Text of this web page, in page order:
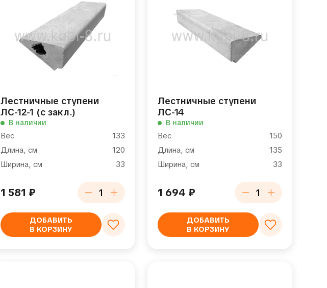
Лестничные ступени
ЛС-12-1 (с закл.)
В наличии
Вес
133
Длина, см
120
Ширина, см
33
1 581 ₽
ДОБАВИТЬ
В КОРЗИНУ
Лестничные ступени
ЛС-14
В наличии
Вес
150
Длина, см
135
Ширина, см
33
1 694 ₽
ДОБАВИТЬ
В КОРЗИНУ